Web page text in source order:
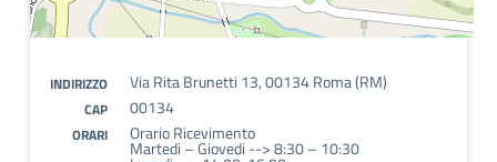
INDIRIZZO Via Rita Brunetti 13, 00134 Roma (RM)
CAP 00134
ORARI Orario Ricevimento
Martedi – Giovedi --> 8:30 – 10:30